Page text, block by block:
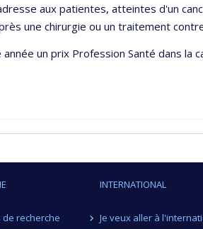
aux patientes, atteintes d'un
une chirurgie ou un traitement
un prix Profession Santé dans la
de recherche
INTERNATIONAL
Je veux aller à